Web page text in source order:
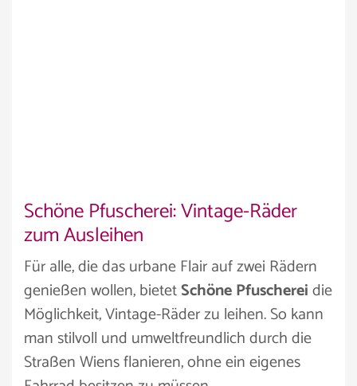
Schöne Pfuscherei: Vintage-Räder
zum Ausleihen
Für alle, die das urbane Flair auf zwei Rädern
genießen wollen, bietetSchöne Pfuschereidie
Möglichkeit, Vintage-Räder zu leihen. So kann
man stilvoll und umweltfreundlich durch die
Straßen Wiens flanieren, ohne ein eigenes